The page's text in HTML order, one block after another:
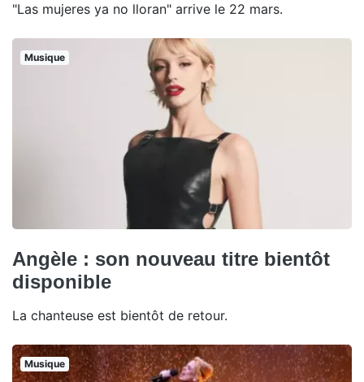
"Las mujeres ya no lloran" arrive le 22 mars.
Musique
Angèle : son nouveau titre bientôt
disponible
La chanteuse est bientôt de retour.
Musique